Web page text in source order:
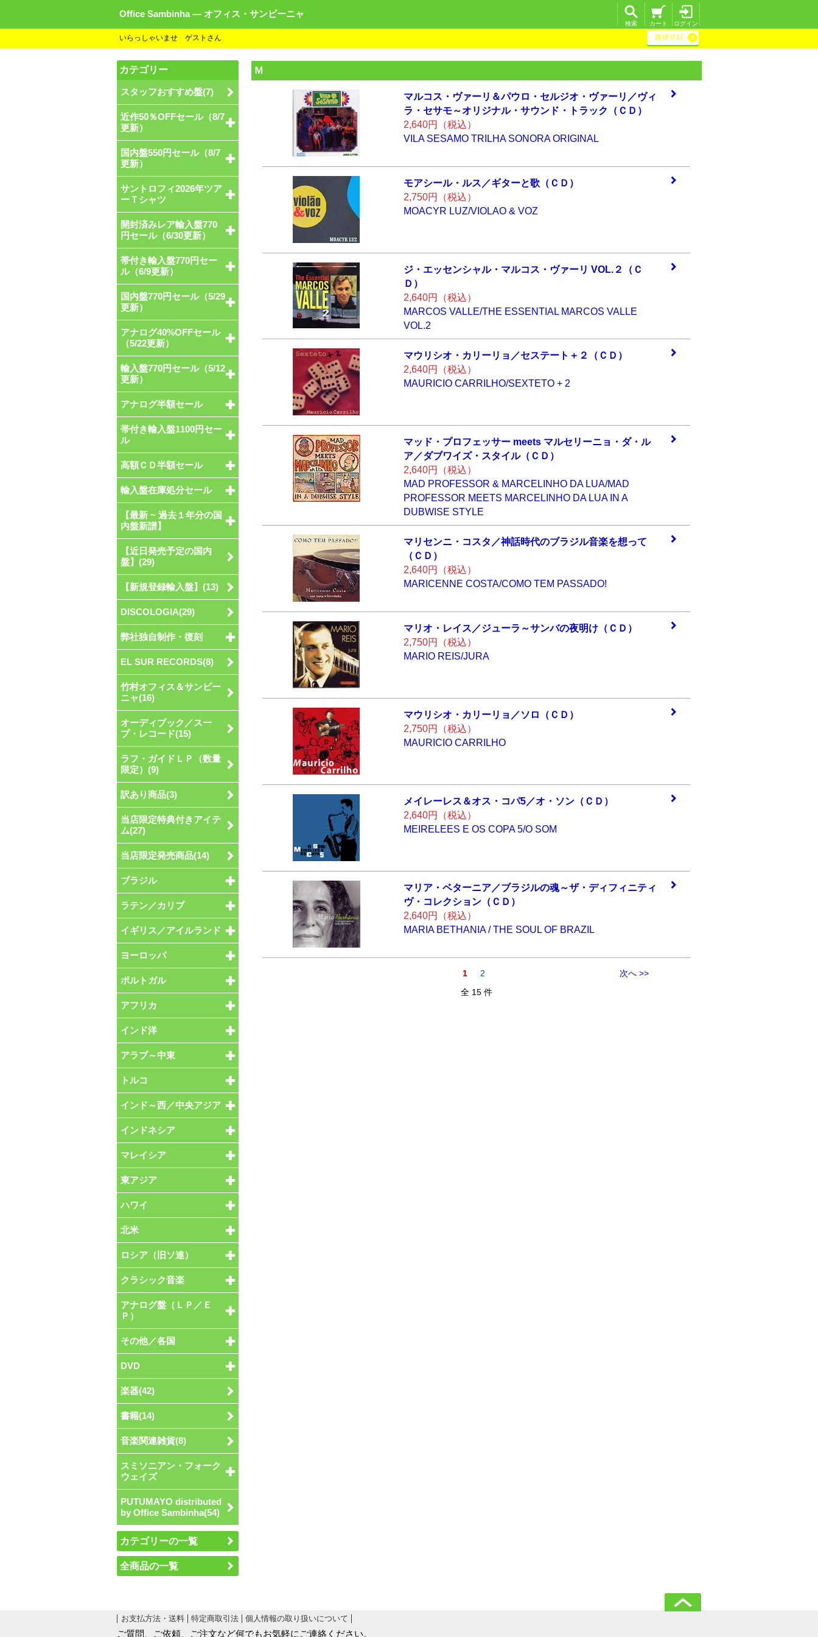
Office Sambinha ― オフィス・サンビーニャ
ログイン
カート
検索
いらっしゃいませ ゲストさん 新規登録
Ｍ
マルコス・ヴァーリ＆パウロ・セルジオ・ヴァーリ／ ヴィ
ラ・セサモ～オリジナル・サウンド・トラック（ ＣＤ）
2,640円（税込）
VILA SESAMO TRILHA SONORA ORIGINAL
モアシール・ルス ／ギターと歌（Ｃ Ｄ）
2,750円（税込）
MOACYR LUZ/VIOLAO & VOZ
ジ・エッセンシャル・マルコス・ヴァーリ VOL.２（ Ｃ
Ｄ）
2,640円（税込）
MARCOS VALLE/THE ESSENTIAL MARCOS VALLE
VOL.2
マウリシオ・カリ ーリョ／セステート＋２（ＣＤ）
2,640円（税込）
MAURICIO CARRILHO/SEXTETO + 2
マッド・プロフェッサー meets マルセリーニョ・ダ・ ル
ア／ダブワイズ・スタイル（ＣＤ ）
2,640円（税込）
MAD PROFESSOR & MARCELINHO DA LUA/MAD
PROFESSOR MEETS MARCELINHO DA LUA IN A
DUBWISE STYLE
マリセンニ・コスタ／神話時代のブラジル音楽を想って
（ＣＤ）
2,640円（税込）
MARICENNE COSTA/COMO TEM PASSADO!
マリオ・レイス／ジューラ～サンバの夜明け（ＣＤ）
2,750円（税込）
MARIO REIS/JURA
マウリシオ・カリ ーリョ／ソロ（Ｃ Ｄ）
2,750円（税込）
MAURICIO CARRILHO
メイレーレス＆オス・コパ5／オ・ソン（ＣＤ）
2,640円（税込）
MEIRELEES E OS COPA 5/O SOM
マリア・ベターニア／ブラジルの魂～ザ・ディフィニティ
ヴ・コレクション（ＣＤ）
2,640円（税込）
MARIA BETHANIA / THE SOUL OF BRAZIL
1 2
次へ >>
全 15 件
カテゴリー
スタッフおすすめ盤(7)
近作50％OFFセール（8/7
更新）
国内盤550円セール（8/7
更新）
サントロフィ2026年ツア
ーＴシャツ
開封済みレア輸入盤770
円セール（6/30更新）
帯付き輸入盤770円セー
ル（6/9更新）
国内盤770円セール（5/29
更新）
アナログ40%OFFセール
（5/22更新）
輸入盤770円セール（5/12
更新）
アナログ半額セール
帯付き輸入盤1100円セー
ル
高額ＣＤ半額セール
輸入盤在庫処分セール
【最新 ~ 過去１年分の国
内盤新譜】
【近日発売予定の国内
盤】(29)
【新規登録輸入盤】(13)
DISCOLOGIA(29)
弊社独自制作・復刻
EL SUR RECORDS(8)
竹村オフィス＆サンビー
ニャ(16)
オーディブック／スー
プ・レコード(15)
ラフ・ガイドＬＰ（数量
限定）(9)
訳あり商品(3)
当店限定特典付きアイテ
ム(27)
当店限定発売商品(14)
ブラジル
ラテン／カリブ
イギリス／アイルランド
ヨーロッパ
ポルトガル
アフリカ
インド洋
アラブ～中東
トルコ
インド～西／中央アジア
インドネシア
マレイシア
東アジア
ハワイ
北米
ロシア（旧ソ連）
クラシック音楽
アナログ盤（ＬＰ／Ｅ
Ｐ）
その他／各国
DVD
楽器(42)
書籍(14)
音楽関連雑貨(8)
スミソニアン・フォーク
ウェイズ
PUTUMAYO distributed
by Office Sambinha(54)
カテゴリーの一覧
全商品の一覧
お支払方法・送料 特定商取引法 個人情報の取り扱いについて
ご質問、ご依頼、ご注文など何でもお気軽にご連絡ください。